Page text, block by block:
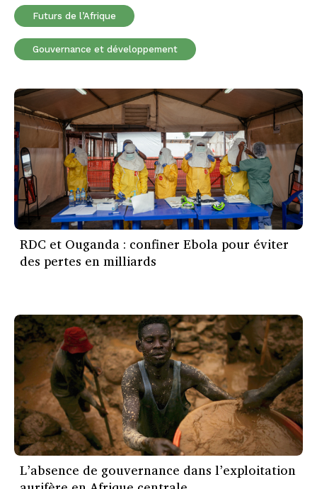
Futurs de l’Afrique
Gouvernance et développement
RDC et Ouganda : confiner Ebola pour éviter
des pertes en milliards
L’absence de gouvernance dans l’exploitation